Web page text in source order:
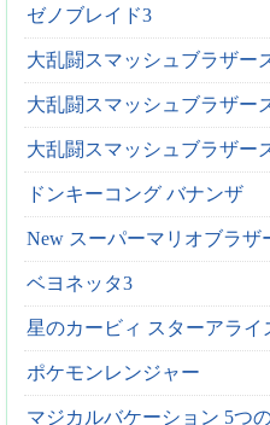
ゼノブレイド3
大乱闘スマッシュブラザー
大乱闘スマッシュブラザー
大乱闘スマッシュブラザー
ドンキーコング バナンザ
New スーパーマリオブラザ
ベヨネッタ3
星のカービィ スターアライ
ポケモンレンジャー
マジカルバケーション 5つ